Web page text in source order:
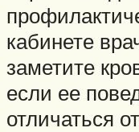
кабинете
заметите
если ее
отличаться